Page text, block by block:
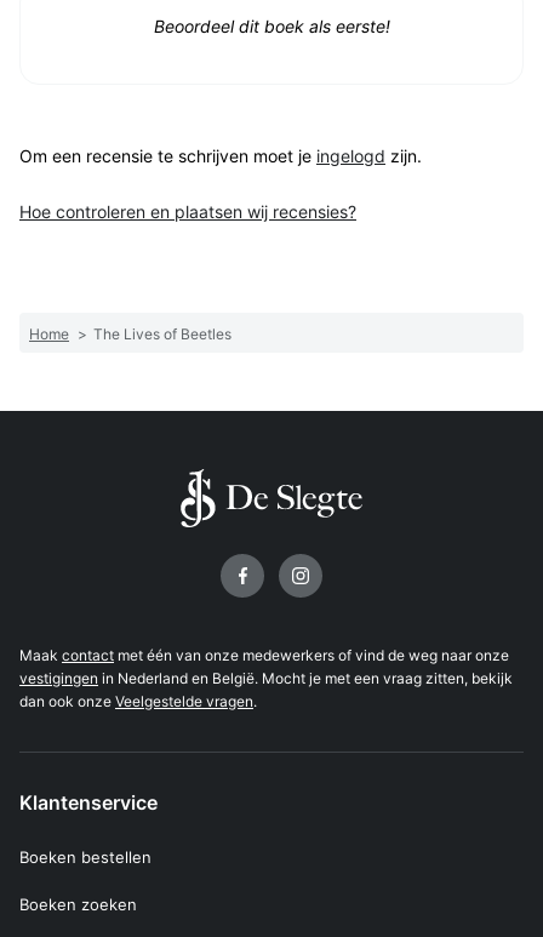
Beoordeel dit boek als eerste!
Om een recensie te schrijven moet je ingelogd zijn.
Hoe controleren en plaatsen wij recensies?
Home > The Lives of Beetles
Maak contact met één van onze medewerkers of vind de weg naar onze
vestigingen in Nederland en België. Mocht je met een vraag zitten, bekijk
dan ook onze Veelgestelde vragen.
Klantenservice
Boeken bestellen
Boeken zoeken